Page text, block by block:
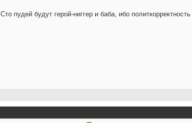
Сто пудей будут герой-ниггер и баба, ибо политкорректность